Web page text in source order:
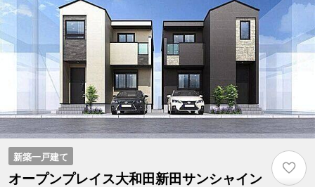
新築一戸建て
オープンプレイス大和田新田サンシャイン
♡